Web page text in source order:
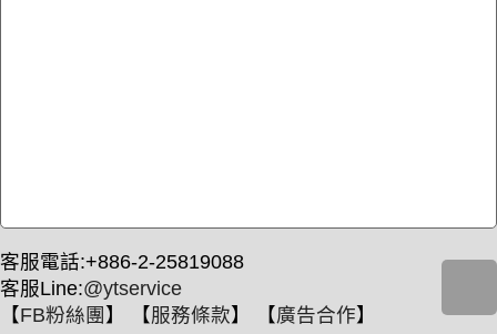
客服電話:+886-2-25819088
客服Line:@ytservice
【FB粉絲團 】 【服務條款】 【廣告合作】